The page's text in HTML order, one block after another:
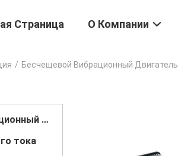
Страница О Компании
/ Бесчещевой Вибрационный Двигатель
Электрический вибрационный двигатель
тока